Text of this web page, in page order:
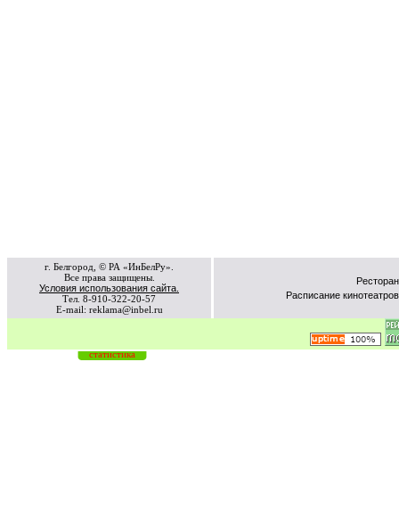
г. Белгород, © РА «ИнБелРу».
Все права защищены.
Условия использования сайта.
Тел. 8-910-322-20-57
E-mail: reklama@inbel.ru
Расписание кинотеатров
статистика